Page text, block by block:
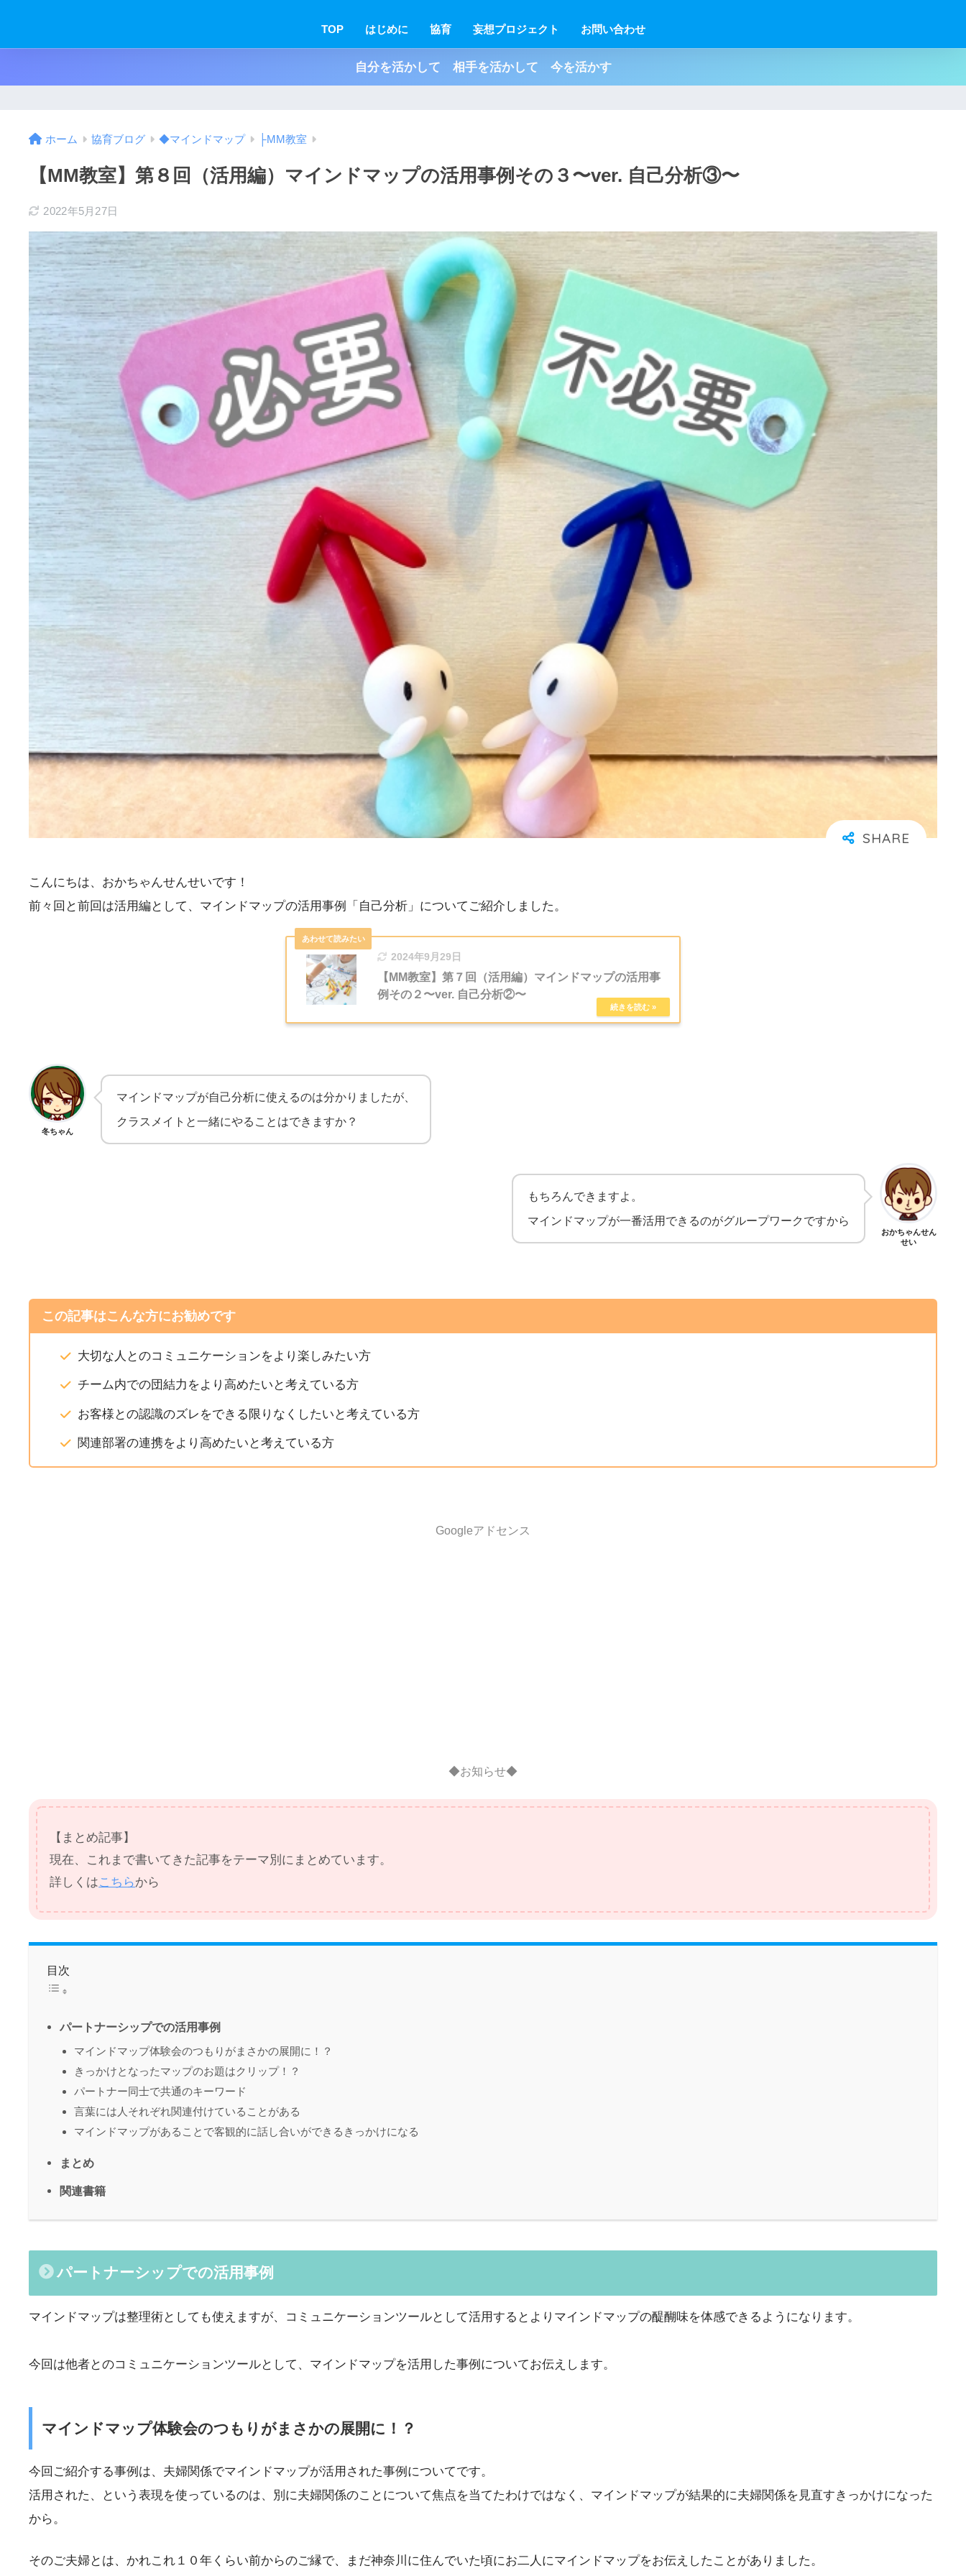
TOP はじめに 協育 妄想プロジェクト お問い合わせ
自分を活かして 相手を活かして 今を活かす
ホーム 協育ブログ ◆マインドマップ ├MM教室
【MM教室】第８回（活用編）マインドマップの活用事例その３〜ver. 自己分析③〜
2022年5月27日
こんにちは、おかちゃんせんせいです！
前々回と前回は活用編として、マインドマップの活用事例「自己分析」についてご紹介しました。
2024年9月29日
【MM教室】第７回（活用編）マインドマップの活用事
例その２〜ver. 自己分析②〜
冬ちゃん
マインドマップが自己分析に使えるのは分かりましたが、
クラスメイトと一緒にやることはできますか？
おかちゃんせん
せい
もちろんできますよ。
マインドマップが一番活用できるのがグループワークですから
この記事はこんな方にお勧めです
大切な人とのコミュニケーションをより楽しみたい方
チーム内での団結力をより高めたいと考えている方
お客様との認識のズレをできる限りなくしたいと考えている方
関連部署の連携をより高めたいと考えている方
Googleアドセンス
◆お知らせ◆
【まとめ記事】
現在、これまで書いてきた記事をテーマ別にまとめています。
詳しくはこちらから
目次
パートナーシップでの活用事例
マインドマップ体験会のつもりがまさかの展開に！？
きっかけとなったマップのお題はクリップ！？
パートナー同士で共通のキーワード
言葉には人それぞれ関連付けていることがある
マインドマップがあることで客観的に話し合いができるきっかけになる
まとめ
関連書籍
パートナーシップでの活用事例
マインドマップは整理術としても使えますが、コミュニケーションツールとして活用するとよりマインドマップの醍醐味を体感できるようになります。
今回は他者とのコミュニケーションツールとして、マインドマップを活用した事例についてお伝えします。
マインドマップ体験会のつもりがまさかの展開に！？
今回ご紹介する事例は、夫婦関係でマインドマップが活用された事例についてです。
活用された、という表現を使っているのは、別に夫婦関係のことについて焦点を当てたわけではなく、マインドマップが結果的に夫婦関係を見直すきっかけになった
から。
そのご夫婦とは、かれこれ１０年くらい前からのご縁で、まだ神奈川に住んでいた頃にお二人にマインドマップをお伝えしたことがありました。